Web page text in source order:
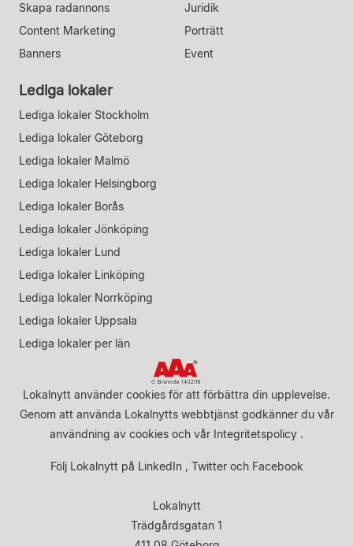
Skapa radannons
Content Marketing
Banners
Juridik
Porträtt
Event
Lediga lokaler
Lediga lokaler Stockholm
Lediga lokaler Göteborg
Lediga lokaler Malmö
Lediga lokaler Helsingborg
Lediga lokaler Borås
Lediga lokaler Jönköping
Lediga lokaler Lund
Lediga lokaler Linköping
Lediga lokaler Norrköping
Lediga lokaler Uppsala
Lediga lokaler per län
Lokalnytt använder cookies för att förbättra din upplevelse.
Genom att använda Lokalnytts webbtjänst godkänner du vår
användning av cookies och vår Integritetspolicy .
Följ Lokalnytt på LinkedIn, Twitteroch Facebook
Lokalnytt
Trädgårdsgatan 1